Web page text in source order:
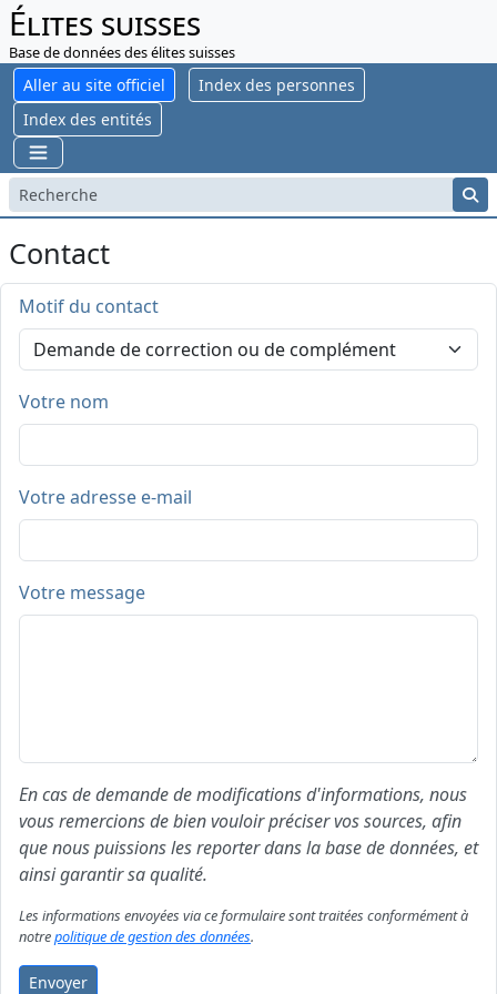
Élites suisses
Base de données des élites suisses
Aller au site officiel
Index des personnes
Index des entités
Contact
Motif du contact
Votre nom
Votre adresse e-mail
Votre message
En cas de demande de modifications d'informations, nous
vous remercions de bien vouloir préciser vos sources, afin
que nous puissions les reporter dans la base de données, et
ainsi garantir sa qualité.
Les informations envoyées via ce formulaire sont traitées conformément à
notrepolitique de gestion des données.
Envoyer